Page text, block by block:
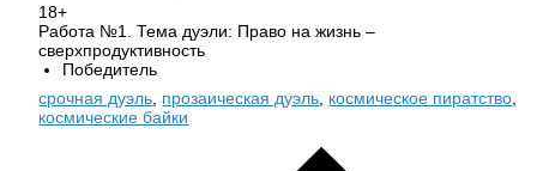
18+
Работа №1. Тема дуэли: Право на жизнь –
сверхпродуктивность
Победитель
срочная дуэль прозаическая дуэль космическое пиратство
космические байки